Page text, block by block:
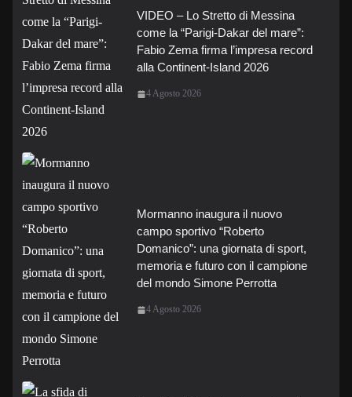
VIDEO – Lo Stretto di Messina
come la “Parigi-Dakar del mare”:
Fabio Zema firma l’impresa record
alla Continent-Island 2026
4 Agosto 2026
Mormanno inaugura il nuovo
campo sportivo “Roberto
Domanico”: una giornata di sport,
memoria e futuro con il campione
del mondo Simone Perrotta
4 Agosto 2026